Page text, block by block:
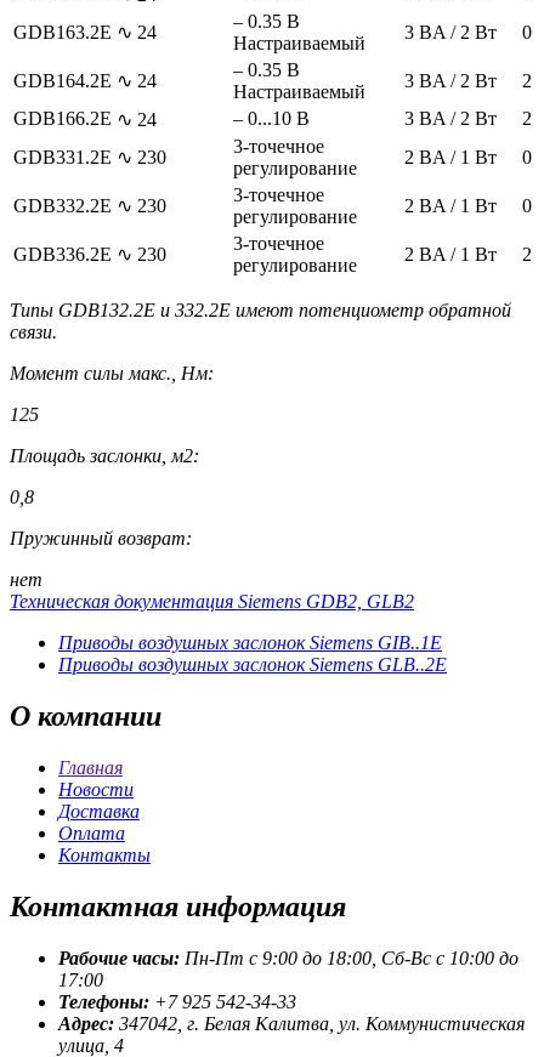
GDB163.2E ∿ 24
– 0.35 В
Настраиваемый
3 BA / 2 Вт 0
GDB164.2E ∿ 24
– 0.35 В
Настраиваемый
3 BA / 2 Вт
2
GDB166.2E ∿ 24 – 0...10 В 3 BA / 2 Вт
2
GDB331.2E ∿ 230
3-точечное
регулирование
2 BA / 1 Вт 0
GDB332.2E ∿ 230
3-точечное
регулирование
2 BA / 1 Вт 0
GDB336.2E ∿ 230
3-точечное
регулирование
2 BA / 1 Вт 2
Типы GDB132.2E и 332.2E имеют потенциометр обратной
связи.
Момент силы макс., Нм:
125
Площадь заслонки, м2:
0,8
Пружинный возврат:
нет
Техническая документация Siemens GDB2, GLB2
Приводы воздушных заслонок Siemens GIB..1E
Приводы воздушных заслонок Siemens GLB..2E
О компании
Главная
Новости
Доставка
Оплата
Контакты
Контактная информация
Рабочие часы: Пн-Пт с 9:00 до 18:00, Сб-Вс с 10:00 до
17:00
Телефоны: +7 925 542-34-33
Адрес: 347042, г. Белая Калитва, ул. Коммунистическая
улица, 4